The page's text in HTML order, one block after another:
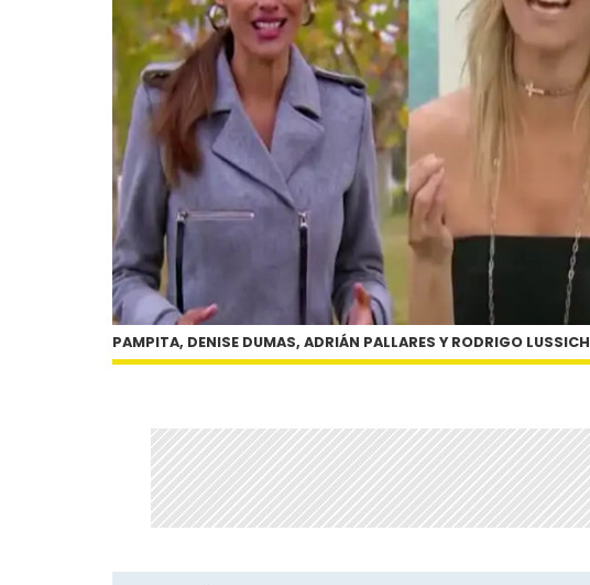
PAMPITA, DENISE DUMAS, ADRIÁN PALLARES Y RODRIGO LUSSICH